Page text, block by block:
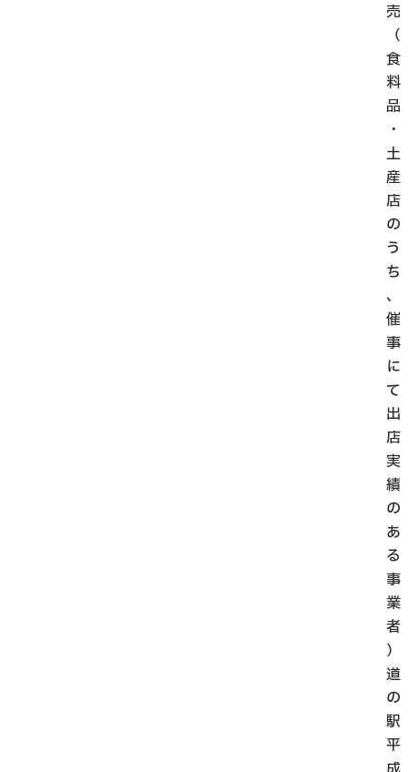
売
（
食
料
品
・
土
産
店
の
う
ち
、
催
事
に
て
出
店
実
績
の
あ
る
事
業
者
）
道
の
駅
平